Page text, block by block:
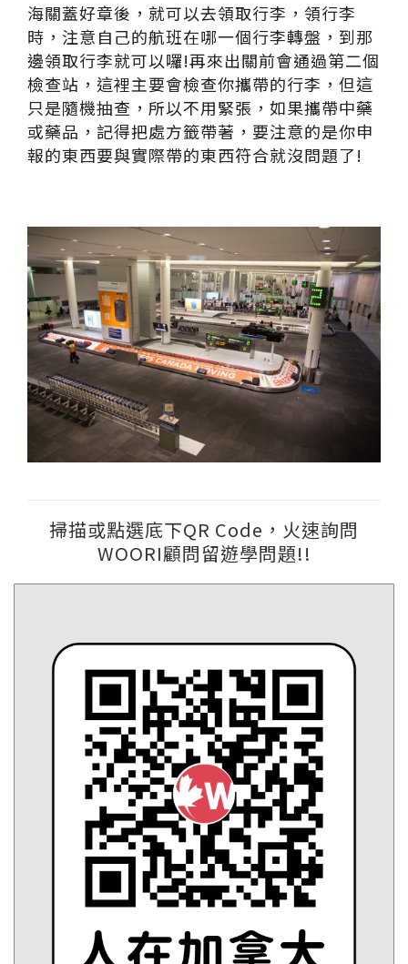
海關蓋好章後，就可以去領取行李，領行李
時，注意自己的航班在哪一個行李轉盤，到那
邊領取行李就可以囉!再來出關前會通過第二個
檢查站，這裡主要會檢查你攜帶的行李，但這
只是隨機抽查，所以不用緊張，如果攜帶中藥
或藥品，記得把處方籤帶著，要注意的是你申
報的東西要與實際帶的東西符合就沒問題了!
掃描或點選底下QR Code，火速詢問
WOORI顧問留遊學問題!!